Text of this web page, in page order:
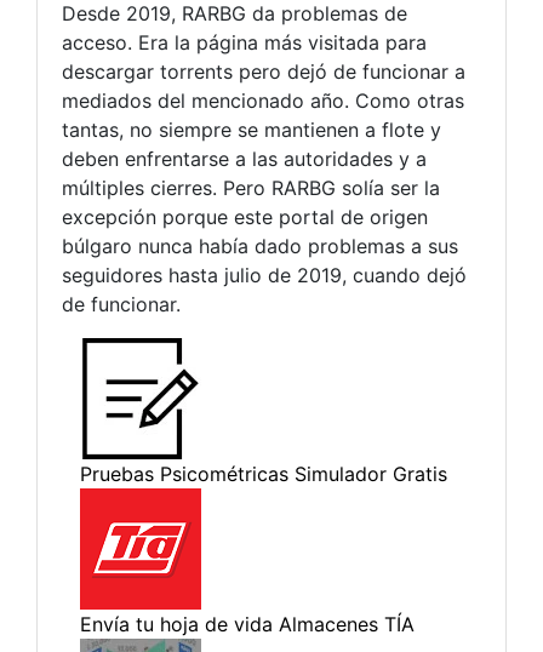
Desde 2019, RARBG da problemas de
acceso. Era la página más visitada para
descargar torrents pero dejó de funcionar a
mediados del mencionado año. Como otras
tantas, no siempre se mantienen a flote y
deben enfrentarse a las autoridades y a
múltiples cierres. Pero RARBG solía ser la
excepción porque este portal de origen
búlgaro nunca había dado problemas a sus
seguidores hasta julio de 2019, cuando dejó
de funcionar.